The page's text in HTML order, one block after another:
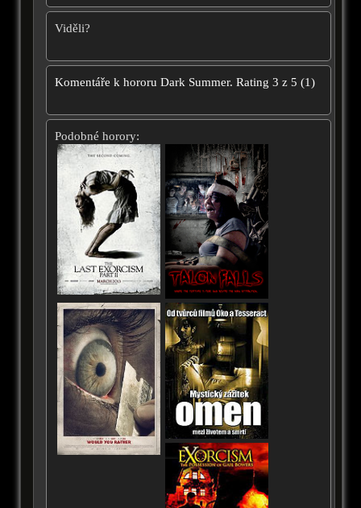
Viděli?
Komentáře k hororu Dark Summer. Rating 3 z 5 (1)
Podobné horory: